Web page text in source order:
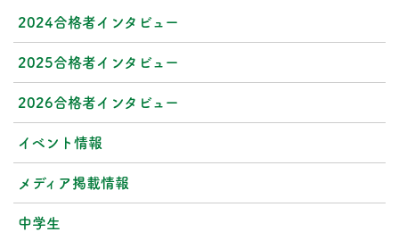
2024合格者インタビュー
2025合格者インタビュー
2026合格者インタビュー
イベント情報
メディア掲載情報
中学生